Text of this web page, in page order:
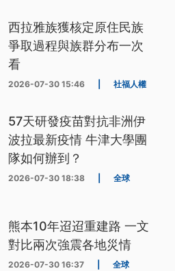
西拉雅族獲核定原住民族
爭取過程與族群分布一次
看
2026-07-30 15:46 社福人權
57天研發疫苗對抗非洲伊
波拉最新疫情 牛津大學團
隊如何辦到？
2026-07-30 18:38 全球
熊本10年迢迢重建路 一文
對比兩次強震各地災情
2026-07-30 16:37 全球